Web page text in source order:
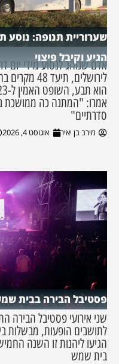
הגיע וקיבל פיצוי
אדם שנוהג לנסוע מידי יום
לירושלים,
אמרו: "המתנה כה ממושכת
סדרתיים"
מירב בן יאיר אוגוסט 4, 2026
פסטיבל הבירה בבית
שני אירועי פסטיבל הבירה
לתושבים הופעות, מבשלות
הגיעו ליהנות זו השנה
בית שמש